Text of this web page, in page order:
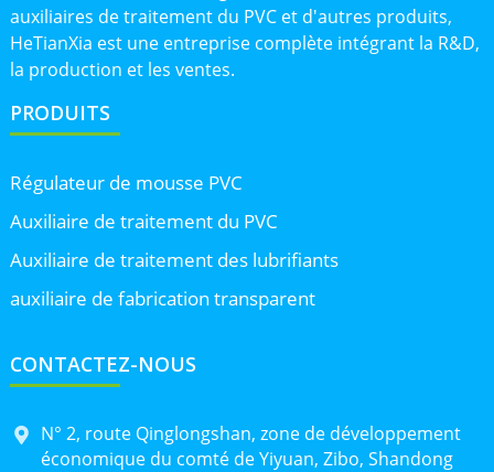
auxiliaires de traitement du PVC et d'autres produits,
HeTianXia est une entreprise complète intégrant la R&D,
la production et les ventes.
PRODUITS
Régulateur de mousse PVC
Auxiliaire de traitement du PVC
Auxiliaire de traitement des lubrifiants
auxiliaire de fabrication transparent
CONTACTEZ-NOUS
N° 2, route Qinglongshan, zone de développement
économique du comté de Yiyuan, Zibo, Shandong